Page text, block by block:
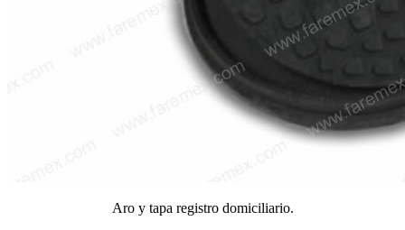
Aro y tapa registro domiciliario.